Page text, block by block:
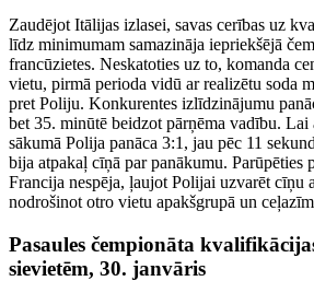
Zaudējot Itālijas izlasei, savas cerības uz
līdz minimumam samazināja iepriekšējā
francūzietes. Neskatoties uz to, komanda
vietu, pirmā perioda vidū ar realizētu soda
pret Poliju. Konkurentes izlīdzinājumu
bet 35. minūtē beidzot pārņēma vadību. Lai
sākumā Polija panāca 3:1, jau pēc 11
bija atpakaļ cīņā par panākumu. Parūpēties
Francija nespēja, ļaujot Polijai uzvarēt cīņu
nodrošinot otro vietu apakšgrupā un
Pasaules čempionāta
sievietēm, 30. janvāris